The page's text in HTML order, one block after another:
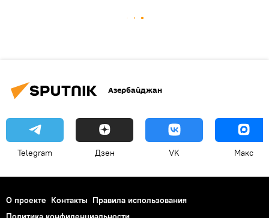
Азербайджан
Telegram Дзен VK Макс
О проекте Контакты Правила использования